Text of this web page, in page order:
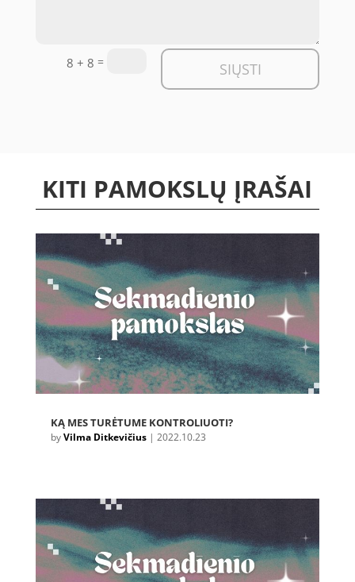
8 + 8 = SIŲSTI
KITI PAMOKSLŲ ĮRAŠAI
KĄ MES TURĖTUME KONTROLIUOTI?
byVilma Ditkevičius| 2022.10.23